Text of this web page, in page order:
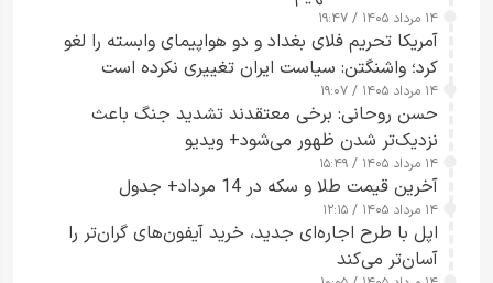
۱۴ مرداد ۱۴۰۵ / ۱۹:۴۷
آمریکا تحریم فلای بغداد و دو هواپیمای وابسته را لغو
کرد؛ واشنگتن: سیاست ایران تغییری نکرده است
۱۴ مرداد ۱۴۰۵ / ۱۹:۰۷
حسن روحانی: برخی معتقدند تشدید جنگ باعث
نزدیک‌تر شدن ظهور می‌شود+ ویدیو
۱۴ مرداد ۱۴۰۵ / ۱۵:۴۹
آخرین قیمت طلا و سکه در 14 مرداد+ جدول
۱۴ مرداد ۱۴۰۵ / ۱۲:۱۵
اپل با طرح اجاره‌ای جدید، خرید آیفون‌های گران‌تر را
آسان‌تر می‌کند